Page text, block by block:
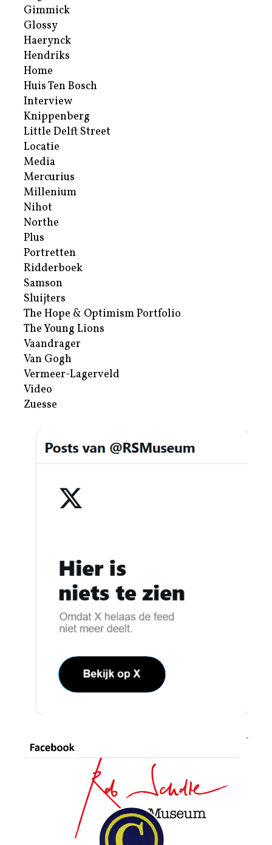
Gimmick
Glossy
Haerynck
Hendriks
Home
Huis Ten Bosch
Interview
Knippenberg
Little Delft Street
Locatie
Media
Mercurius
Millenium
Nihot
Northe
Plus
Portretten
Ridderboek
Samson
Sluijters
The Hope & Optimism Portfolio
The Young Lions
Vaandrager
Van Gogh
Vermeer-Lagerveld
Video
Zuesse